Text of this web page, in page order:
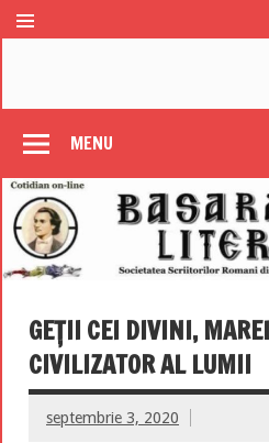
MENU
GEŢII CEI DIVINI,
CIVILIZATOR AL LUMII
septembrie 3, 2020